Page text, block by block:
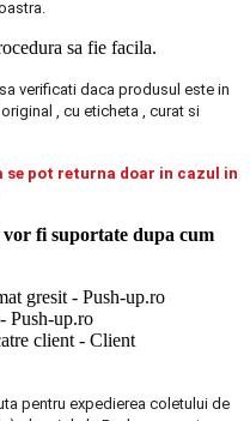
sa fie facila.
verificati daca produsul este in
, cu eticheta , curat si
se pot returna doar in cazul in
fi suportate dupa cum
gresit - Push-up.ro
Push-up.ro
client - Client
pentru expedierea coletului de